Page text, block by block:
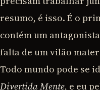
resumo, é isso. É o
contém um
falta de um vilão
Todo mundo pode se
Divertida Mente, e eu